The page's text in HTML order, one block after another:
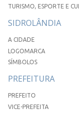
TURISMO, ESPORTE E
SIDROLÂNDIA
A CIDADE
LOGOMARCA
SÍMBOLOS
PREFEITURA
PREFEITO
VICE-PREFEITA